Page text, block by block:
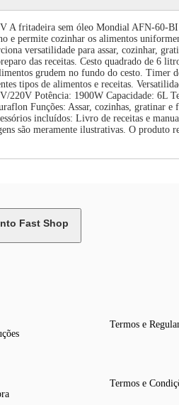
sem óleo Mondial AFN-60-BI
e permite cozinhar os alimentos
versatilidade para assar, cozinhar,
das receitas. Cesto quadrado de 6
grudem no fundo do cesto. Timer
tipos de alimentos e receitas.
Potência: 1900W Capacidade: 6L
Funções: Assar, cozinhas, gratinar
incluídos: Livro de receitas e
são meramente ilustrativas. O produto
Fast Shop
Termos e
Termos e